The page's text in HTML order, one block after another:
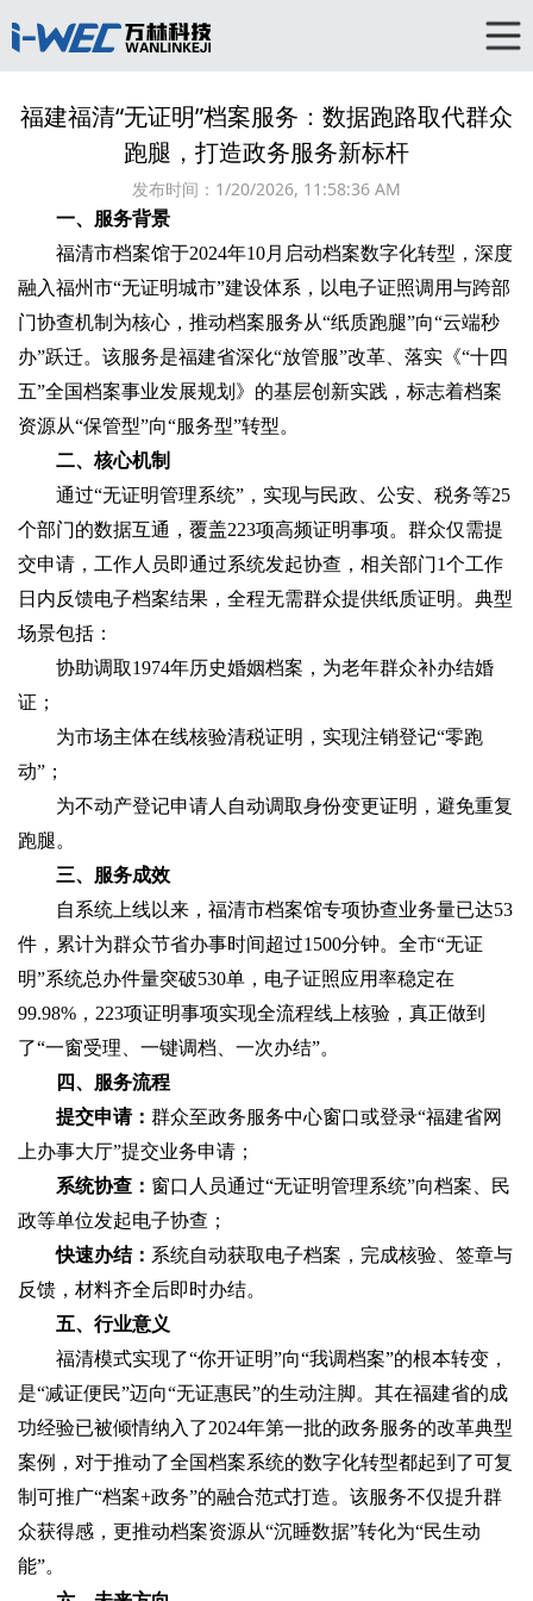
福建福清“无证明”档案服务：数据跑路取代群众
跑腿，打造政务服务新标杆‌
发布时间： 1/20/2026, 11:58:36 AM
一、服务背景‌
福清市档案馆于2024年10月启动档案数字化转型，深度
融入福州市“无证明城市”建设体系，以‌电子证照调用‌与‌跨部
门协查机制‌为核心，推动档案服务从“纸质跑腿”向“云端秒
办”跃迁。该服务是福建省深化“放管服”改革、落实《“十四
五”全国档案事业发展规划》的基层创新实践，标志着档案
资源从“保管型”向“服务型”转型。
二、核心机制‌
通过“无证明管理系统”，实现与民政、公安、税务等25
个部门的数据互通，覆盖223项高频证明事项。群众仅需提
交申请，工作人员即通过系统发起协查，相关部门1个工作
日内反馈电子档案结果，全程无需群众提供纸质证明。典型
场景包括：
协助调取1974年历史婚姻档案，为老年群众补办结婚
证；
为市场主体在线核验清税证明，实现注销登记“零跑
动”；
为不动产登记申请人自动调取身份变更证明，避免重复
跑腿。
三、服务成效‌
自系统上线以来，福清市档案馆专项协查业务量已达53
件，累计为群众节省办事时间超过1500分钟。全市“无证
明”系统总办件量突破530单，电子证照应用率稳定在
99.98%，223项证明事项实现全流程线上核验，真正做到
了“一窗受理、一键调档、一次办结”。
四、服务流程‌
提交申请‌： 群众至政务服务中心窗口或登录“福建省网
上办事大厅”提交业务申请；
系统协查‌： 窗口人员通过“无证明管理系统”向档案、民
政等单位发起电子协查；
快速办结‌： 系统自动获取电子档案，完成核验、签章与
反馈，材料齐全后即时办结。
五、行业意义‌
福清模式实现了“‌你开证明‌”向“‌我调档案‌”的根本转变，
是“减证便民”迈向“‌无证惠民‌”的生动注脚。其在福建省的成
功经验已被倾情纳入了2024年第一批的政务服务的改革典型
案例，对于推动了全国档案系统的数字化转型都起到了可复
制可推广“档案+政务”的融合范式打造。该服务不仅提升群
众获得感，更推动档案资源从“沉睡数据”转化为“民生动
能”。